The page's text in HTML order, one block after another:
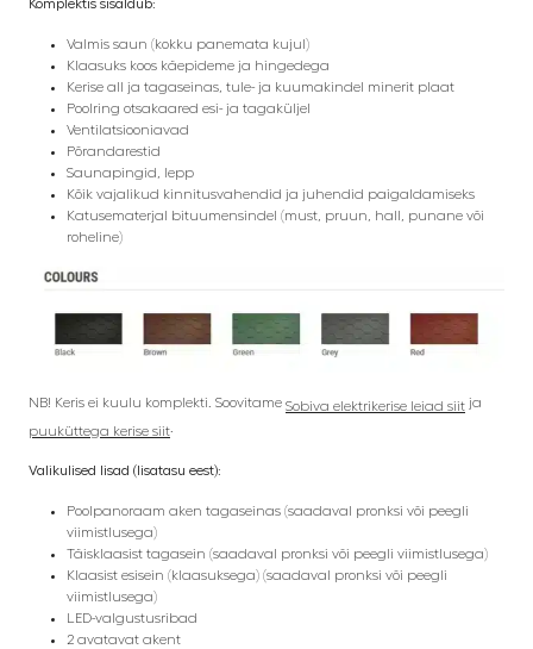
Komplektis sisaldub:
Valmis saun (kokku panemata kujul)
Klaasuks koos käepideme ja hingedega
Kerise all ja tagaseinas, tule- ja kuumakindel minerit plaat
Poolring otsakaared esi- ja tagaküljel
Ventilatsiooniavad
Põrandarestid
Saunapingid, lepp
Kõik vajalikud kinnitusvahendid ja juhendid paigaldamiseks
Katusematerjal bituumensindel (must, pruun, hall, punane või
roheline)
NB! Keris ei kuulu komplekti. Soovitame Sobiva elektrikerise leiad siit ja
puuküttega kerise siit
Valikulised lisad (lisatasu eest):
Poolpanoraam aken tagaseinas (saadaval pronksi või peegli
viimistlusega)
Täisklaasist tagasein (saadaval pronksi või peegli viimistlusega)
Klaasist esisein (klaasuksega) (saadaval pronksi või peegli
viimistlusega)
LED-valgustusribad
2 avatavat akent